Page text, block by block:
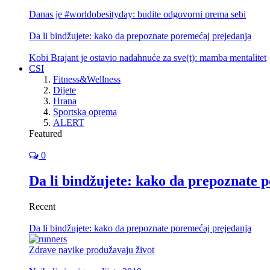
Danas je #worldobesityday: budite odgovorni prema sebi
Da li bindžujete: kako da prepoznate poremećaj prejedanja
Kobi Brajant je ostavio nadahnuće za sve(t): mamba mentalitet
CSI
Fitness&Wellness
Dijete
Hrana
Sportska oprema
ALERT
Featured
0
Da li bindžujete: kako da prepoznate
Recent
Da li bindžujete: kako da prepoznate poremećaj prejedanja
Zdrave navike produžavaju život